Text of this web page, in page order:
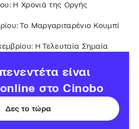
Η Χρονιά της Οργής
Το Μαργαριταρένιο Κουμπί
Η Τελευταία Σημαία
είναι
στο Cinobo
Δες το τώρα